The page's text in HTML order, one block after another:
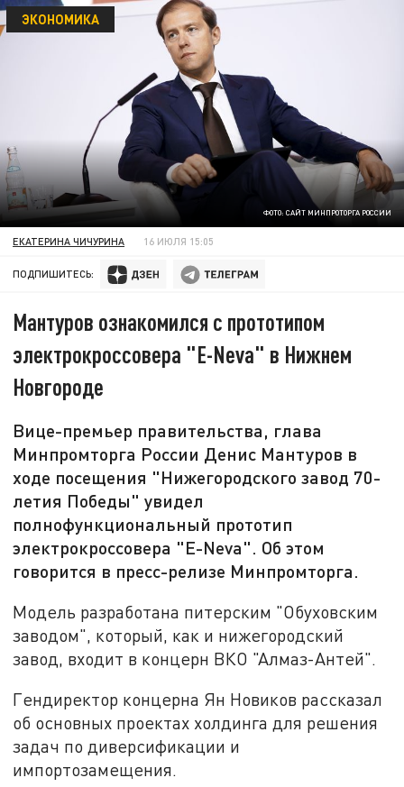
ФОТО: САЙТ МИНПРОТОРГА РОССИИ
ЭКОНОМИКА
ЕКАТЕРИНА ЧИЧУРИНА 16 ИЮЛЯ 15:05
ПОДПИШИТЕСЬ:
Мантуров ознакомился с прототипом
электрокроссовера "E-Neva" в Нижнем
Новгороде
Вице-премьер правительства, глава
Минпромторга России Денис Мантуров в
ходе посещения "Нижегородского завод 70-
летия Победы" увидел
полнофункциональный прототип
электрокроссовера "E-Neva". Об этом
говорится в пресс-релизе Минпромторга.
Модель разработана питерским "Обуховским
заводом", который, как и нижегородский
завод, входит в концерн ВКО "Алмаз-Антей".
Гендиректор концерна Ян Новиков рассказал
об основных проектах холдинга для решения
задач по диверсификации и
импортозамещения.